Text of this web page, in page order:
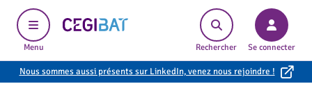
Menu
Cegibat, accueil
Rechercher Se connecter
Nous sommes aussi présents sur LinkedIn, venez nous rejoindre !